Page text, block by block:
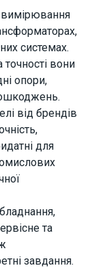
системах.
точності вони
опори,
від брендів
для
та
завдання.